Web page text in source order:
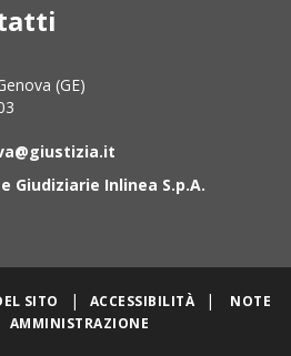
(GE)
Giudiziarie Inlinea S.p.A.
SITO | ACCESSIBILITÀ |
NOTE
AMMINISTRAZIONE